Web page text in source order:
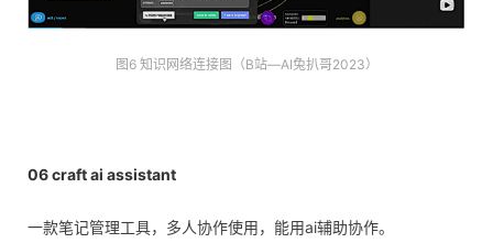
图6 知识网络连接图（B站—AI兔扒哥2023）
06craft ai assistant
一款笔记管理工具，多人协作使用，能用ai辅助协作。